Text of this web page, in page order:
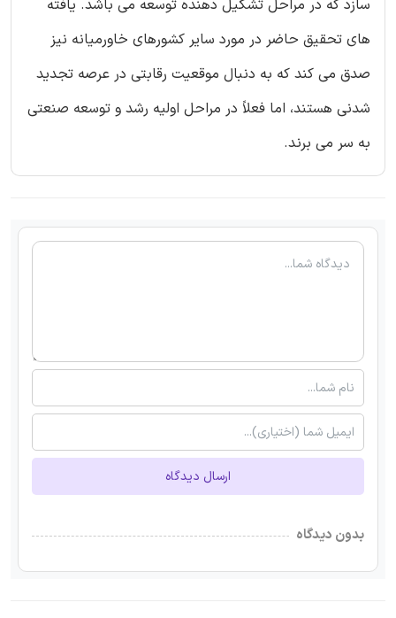
سازد که در مراحل تشکیل دهنده توسعه می باشد. یافته
های تحقیق حاضر در مورد سایر کشورهای خاورمیانه نیز
صدق می کند که به دنبال موقعیت رقابتی در عرصه تجدید
شدنی هستند، اما فعلاً در مراحل اولیه رشد و توسعه صنعتی
به سر می برند.
ارسال دیدگاه
بدون دیدگاه